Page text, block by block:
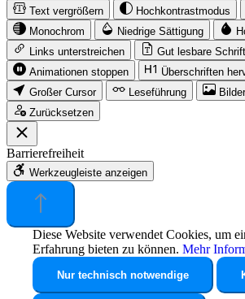
Text vergrößern Hochkontrastmodus
Monochrom
Niedrige Sättigung
Links unterstreichen
Gut lesbare Schrift
Animationen stoppen
Überschriften
Großer Cursor
Leseführung
Zurücksetzen
Barrierefreiheit
Werkzeugleiste anzeigen
Diese Website verwendet Cookies, um
Erfahrung bieten zu können. Mehr
Nur technisch notwendige